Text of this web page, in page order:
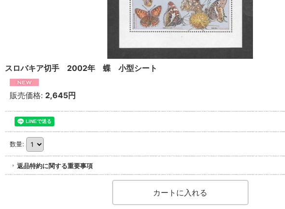
スロバキア切手 2002年 蝶 小型シート
販売価格: 2,645円
数量:
返品特約に関する重要事項